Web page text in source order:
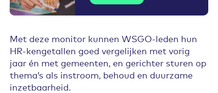
Met deze monitor kunnen WSGO-leden hun
HR-kengetallen goed vergelijken met vorig
jaar én met gemeenten, en gerichter sturen op
thema’s als instroom, behoud en duurzame
inzetbaarheid.